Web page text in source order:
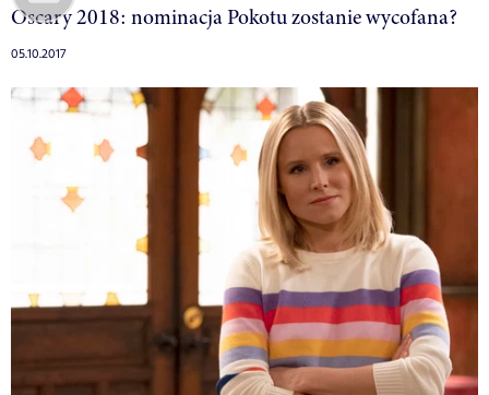
Oscary 2018: nominacja Pokotu zostanie wycofana?
05.10.2017